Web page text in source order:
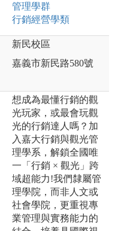
管理學群
行銷經營學類
新民校區
嘉義市新民路580號
想成為最懂行銷的觀
光玩家，或最會玩觀
光的行銷達人嗎？加
入嘉大行銷與觀光管
理學系，解鎖全國唯
一「行銷 × 觀光」跨
域超能力!我們隸屬管
理學院，而非人文或
社會學院，更重視專
業管理與實務能力的